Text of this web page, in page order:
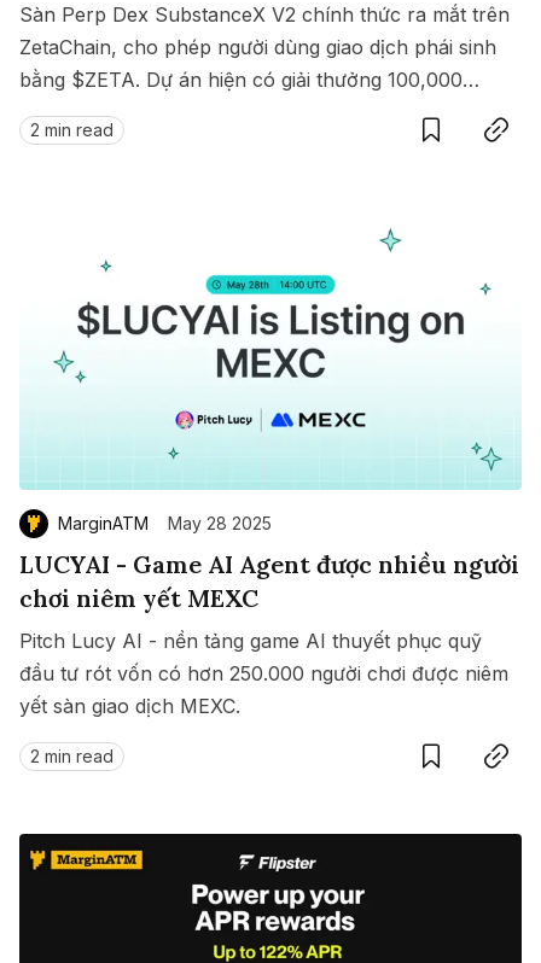
Sàn Perp Dex SubstanceX V2 chính thức ra mắt trên
ZetaChain, cho phép người dùng giao dịch phái sinh
bằng $ZETA. Dự án hiện có giải thưởng 100,000
$ZETA diễn ra từ 8 đến 15/07/2025.
2 min read
SaveCopy link
MarginATM May 28 2025
LUCYAI - Game AI Agent được nhiều người
chơi niêm yết MEXC
Pitch Lucy AI - nền tảng game AI thuyết phục quỹ
đầu tư rót vốn có hơn 250.000 người chơi được niêm
yết sàn giao dịch MEXC.
2 min read